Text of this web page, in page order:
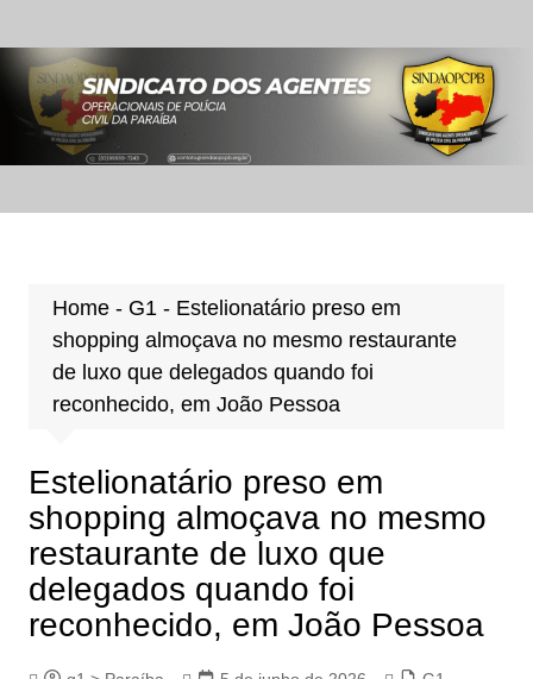
para
conteúdo
Home- G1 - Estelionatário preso em
shopping almoçava no mesmo restaurante
de luxo que delegados quando foi
reconhecido, em João Pessoa
Estelionatário preso em
shopping almoçava no mesmo
restaurante de luxo que
delegados quando foi
reconhecido, em João Pessoa